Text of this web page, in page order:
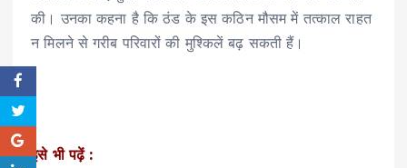
की। उनका कहना है कि ठंड के इस कठिन मौसम में तत्काल राहत
न मिलने से गरीब परिवारों की मुश्किलें बढ़ सकती हैं।
इसे भी पढ़ें :